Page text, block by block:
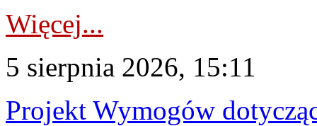
Więcej...
5 sierpnia 2026, 15:11
Projekt Wymogów